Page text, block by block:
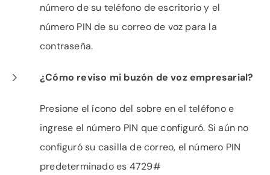
número de su teléfono de escritorio y el
número PIN de su correo de voz para la
contraseña.
¿Cómo reviso mi buzón de voz empresarial?
Presione el ícono del sobre en el teléfono e
ingrese el número PIN que configuró. Si aún no
configuró su casilla de correo, el número PIN
predeterminado es 4729#